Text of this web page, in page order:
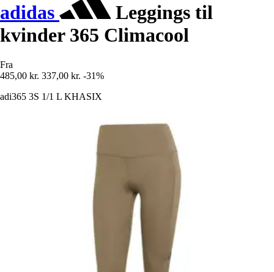
adidas
Leggings til
kvinder 365 Climacool
Fra
485,00 kr. 337,00 kr. -31%
adi365 3S 1/1 L KHASIX